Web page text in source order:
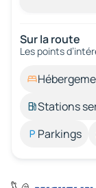
Sur la route
Les points
Stations
Parkings